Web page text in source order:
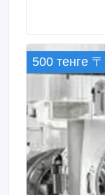
500 тенге 〒